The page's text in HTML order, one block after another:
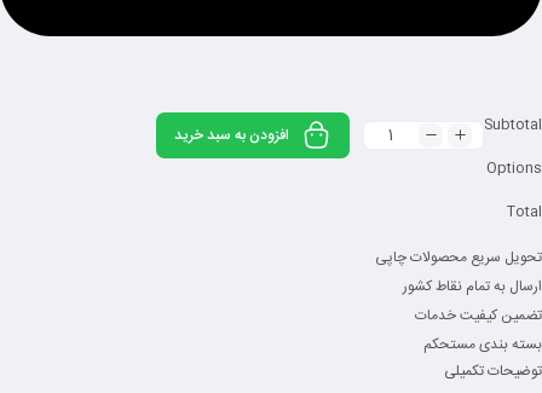
Subtotal
Options
Total
افزودن به سبد خرید
تحویل سریع محصولات چاپی
ارسال به تمام نقاط کشور
تضمین کیفیت خدمات
بسته بندی مستحکم
توضیحات تکمیلی